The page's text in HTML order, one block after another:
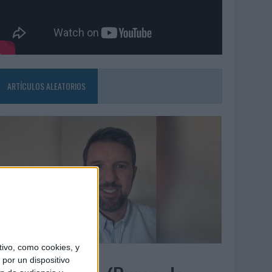
como cookies, y
un dispositivo
ARTÍCULOS ALEATORIOS
08/2026